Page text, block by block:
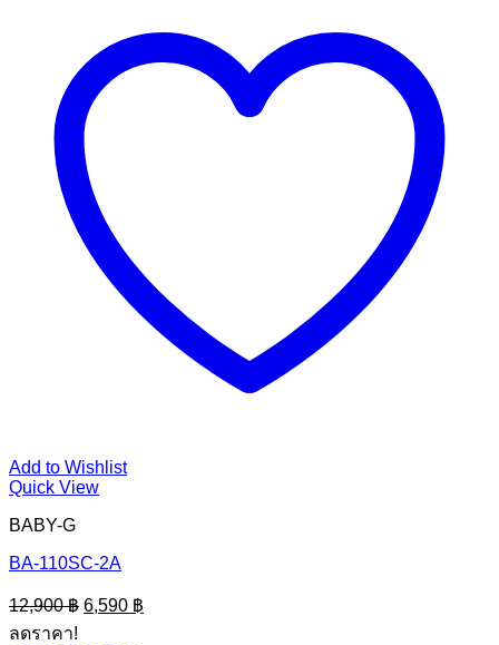
Add to Wishlist
Quick View
BABY-G
BA-110SC-2A
12,900฿ Original
price
6,590 ฿
price
ลดราคา!